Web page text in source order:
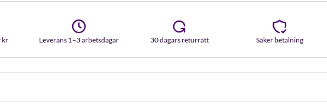
kr Leverans 1–3 arbetsdagar 30 dagars returrätt Säker betalning